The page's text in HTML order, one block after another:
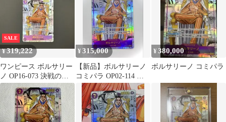
SALE
¥319,222
ワンピース ボルサリー
ノ OP16-073 決戦の刻
コミックパラレル
¥315,000
【新品】ボルサリーノ
コミパラ OP02-114 ワ
ンピースカード 決戦の
刻
¥380,000
ボルサリーノ コミパラ